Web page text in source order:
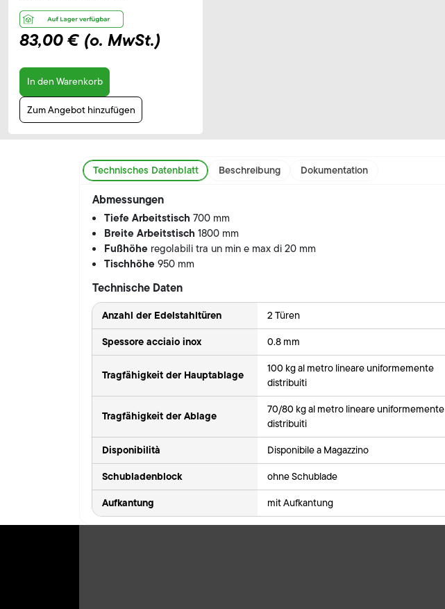
83,00 € (o. MwSt.)
In den Warenkorb
Zum Angebot hinzufügen
Technisches Datenblatt Beschreibung Dokumentation
Abmessungen
Tiefe Arbeitstisch700 mm
Breite Arbeitstisch1800 mm
Fußhöhe regolabili tra un min e max di 20 mm
Tischhöhe950 mm
Technische Daten
Anzahl der Edelstahltüren 2 Türen
Spessore acciaio inox 0.8 mm
Tragfähigkeit der Hauptablage
100 kg al metro lineare uniformemente
distribuiti
Tragfähigkeit der Ablage
70/80 kg al metro lineare uniformemente
distribuiti
Disponibilità Disponibile a Magazzino
Schubladenblock ohne Schublade
Aufkantung mit Aufkantung